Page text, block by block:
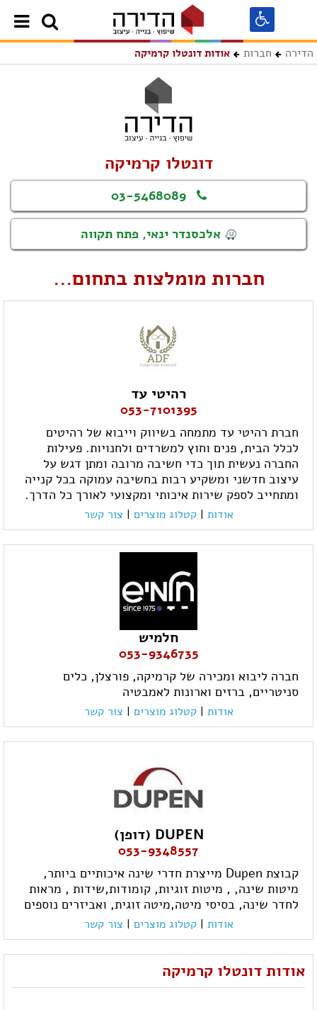
הדירה חברות אודות דונטלו קרמיקה
דונטלו קרמיקה
03-5468089
אלכסנדר ינאי, פתח תקווה
חברות מומלצות בתחום...
רהיטי עד
053-7101395
חברת רהיטי עד מתמחה בשיווק וייבוא של רהיטים
לכלל הבית, פנים וחוץ למשרדים ולחנויות. פעילות
החברה נעשית תוך כדי חשיבה מרובה ומתן דגש על
עיצוב חדשני ומשקיע רבות בחשיבה עמוקה בכל קנייה
ומתחייב לספק שירות איכותי ומקצועי לאורך כל הדרך.
אודות | קטלוג מוצרים | צור קשר
חלמיש
053-9346735
חברה ליבוא ומכירה של קרמיקה, פורצלן, כלים
סניטריים, ברזים וארונות לאמבטיה
אודות | קטלוג מוצרים | צור קשר
DUPEN (דופן)
053-9348557
קבוצת Dupen מייצרת חדרי שינה איכותיים ביותר,
מיטות שינה, , מיטות זוגיות, קומודות,שידות , מראות
לחדר שינה, בסיסי מיטה,מיטה זוגית, ואביזרים נוספים
אודות | קטלוג מוצרים | צור קשר
אודות דונטלו קרמיקה